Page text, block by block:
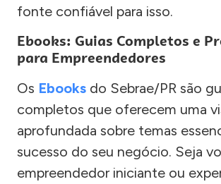
fonte confiável para isso.
Ebooks: Guias Completos e
para Empreendedores
Os Ebooks do Sebrae/PR são
completos que oferecem uma
aprofundada sobre temas
sucesso do seu negócio. Seja
empreendedor iniciante ou